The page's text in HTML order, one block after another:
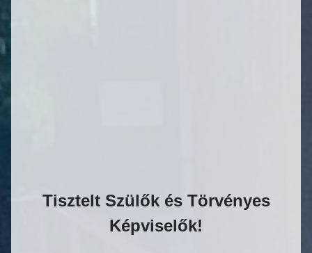
Tisztelt Szülők és Törvényes
Képviselők!